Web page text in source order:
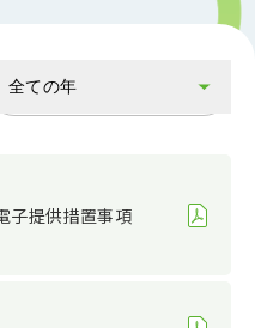
全ての年
子提供措置事項